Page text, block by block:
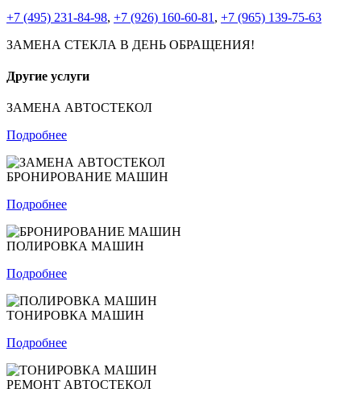
+7 (495) 231-84-98, +7 (926) 160-60-81 , +7 (965) 139-75-63
ЗАМЕНА СТЕКЛА В ДЕНЬ ОБРАЩЕНИЯ!
Другие услуги
ЗАМЕНА АВТОСТЕКОЛ
Подробнее
БРОНИРОВАНИЕ МАШИН
Подробнее
ПОЛИРОВКА МАШИН
Подробнее
ТОНИРОВКА МАШИН
Подробнее
РЕМОНТ АВТОСТЕКОЛ